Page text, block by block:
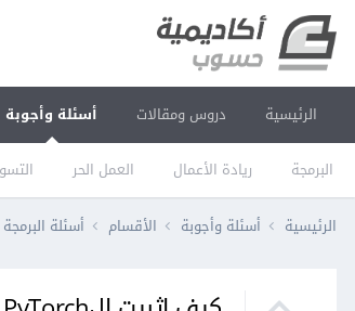
الرئيسية دروس ومقالات أسئلة وأجوبة
البرمجة ريادة الأعمال العمل الحر
الرئيسية أسئلة وأجوبة الأقسام أسئلة البرمجة